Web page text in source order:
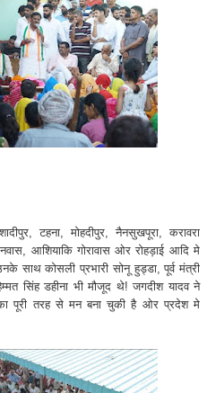
टहना, मोहदीपुर, नैनसुखपूरा, करावरा
आशियाकि गोरावास ओर रोहड़ाई आदि मे
साथ कोसली प्रभारी सोनू हुड्डा, पूर्व मंत्री
सिंह डहीना भी मौजूद थे! जगदीश यादव ने
पूरी तरह से मन बना चुकी है ओर प्रदेश मे